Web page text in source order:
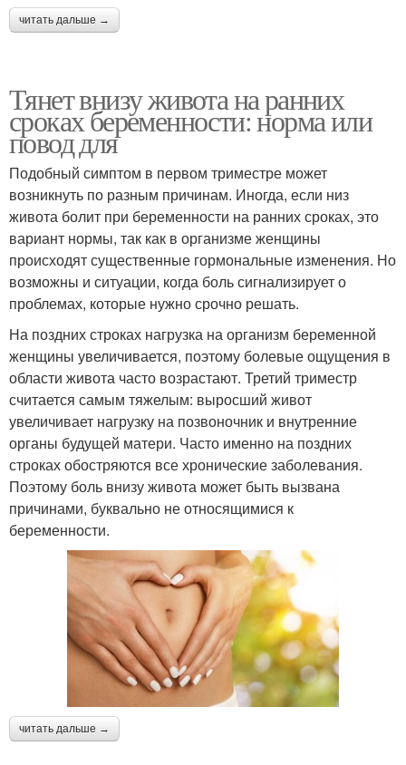
читать дальше →
Тянет внизу живота на ранних
сроках беременности: норма или
повод для
Подобный симптом в первом триместре может
возникнуть по разным причинам. Иногда, если низ
живота болит при беременности на ранних сроках, это
вариант нормы, так как в организме женщины
происходят существенные гормональные изменения. Но
возможны и ситуации, когда боль сигнализирует о
проблемах, которые нужно срочно решать.
На поздних строках нагрузка на организм беременной
женщины увеличивается, поэтому болевые ощущения в
области живота часто возрастают. Третий триместр
считается самым тяжелым: выросший живот
увеличивает нагрузку на позвоночник и внутренние
органы будущей матери. Часто именно на поздних
строках обостряются все хронические заболевания.
Поэтому боль внизу живота может быть вызвана
причинами, буквально не относящимися к
беременности.
читать дальше →